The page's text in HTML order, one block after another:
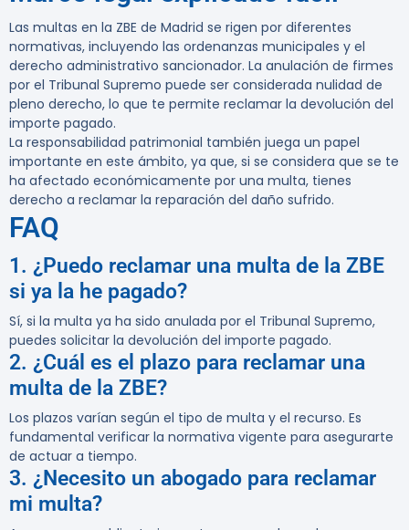
Las multas en la ZBE de Madrid se rigen por diferentes
normativas, incluyendo las ordenanzas municipales y el
derecho administrativo sancionador. La anulación de firmes
por el Tribunal Supremo puede ser considerada nulidad de
pleno derecho, lo que te permite reclamar la devolución del
importe pagado.
La responsabilidad patrimonial también juega un papel
importante en este ámbito, ya que, si se considera que se te
ha afectado económicamente por una multa, tienes
derecho a reclamar la reparación del daño sufrido.
FAQ
1. ¿Puedo reclamar una multa de la ZBE
si ya la he pagado?
Sí, si la multa ya ha sido anulada por el Tribunal Supremo,
puedes solicitar la devolución del importe pagado.
2. ¿Cuál es el plazo para reclamar una
multa de la ZBE?
Los plazos varían según el tipo de multa y el recurso. Es
fundamental verificar la normativa vigente para asegurarte
de actuar a tiempo.
3. ¿Necesito un abogado para reclamar
mi multa?